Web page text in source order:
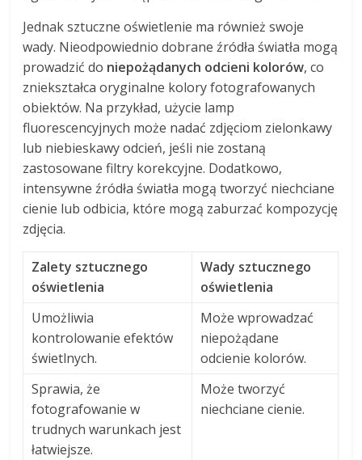
Jednak sztuczne oświetlenie ma również swoje
wady. Nieodpowiednio dobrane źródła światła mogą
prowadzić do niepożądanych odcieni kolorów, co
zniekształca oryginalne kolory fotografowanych
obiektów. Na przykład, użycie lamp
fluorescencyjnych może nadać zdjęciom zielonkawy
lub niebieskawy odcień, jeśli nie zostaną
zastosowane filtry korekcyjne. Dodatkowo,
intensywne źródła światła mogą tworzyć niechciane
cienie lub odbicia, które mogą zaburzać kompozycję
zdjęcia.
Zalety sztucznego
oświetlenia
Wady sztucznego
oświetlenia
Umożliwia
kontrolowanie efektów
świetlnych.
Może wprowadzać
niepożądane
odcienie kolorów.
Sprawia, że
fotografowanie w
trudnych warunkach jest
łatwiejsze.
Może tworzyć
niechciane cienie.